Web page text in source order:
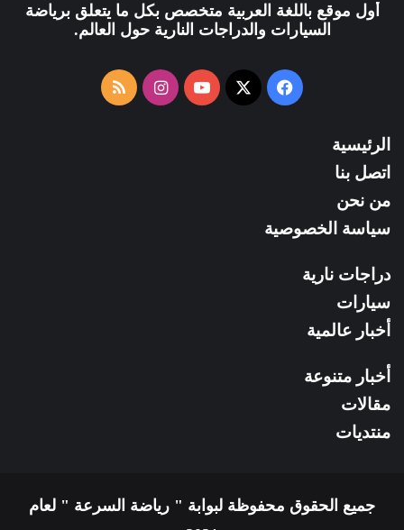
أول موقع باللغة العربية متخصص بكل ما يتعلق برياضة
السيارات والدراجات النارية حول العالم.
فيسبوك
X يوتيوبانستقرامملخص
الرئيسية
اتصل بنا
من نحن
سياسة الخصوصية
دراجات نارية
سيارات
أخبار عالمية
أخبار متنوعة
مقالات
منتديات
جميع الحقوق محفوظة لبوابة " رياضة السرعة " لعام